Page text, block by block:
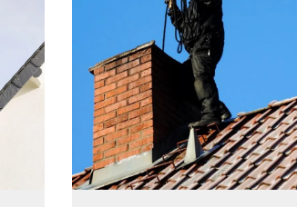
Très bon service de ramonage
débistrage. Le conduit était très
encrassé et tout a été nettoyé
parfaitement. Travail soigné.